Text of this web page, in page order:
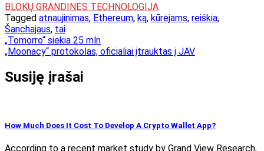
BLOKŲ GRANDINĖS TECHNOLOGIJA
Tagged atnaujinimas, Ethereum, ką, kūrėjams, reiškia,
Šanchajaus, tai
Navigacija
tarp
įrašų
„Tomorro“ siekia 25 mln
„Moonacy“ protokolas, oficialiai įtrauktas į JAV
Susiję įrašai
How Much Does It Cost To Develop A Crypto Wallet App?
According to a recent market study by Grand View Research,